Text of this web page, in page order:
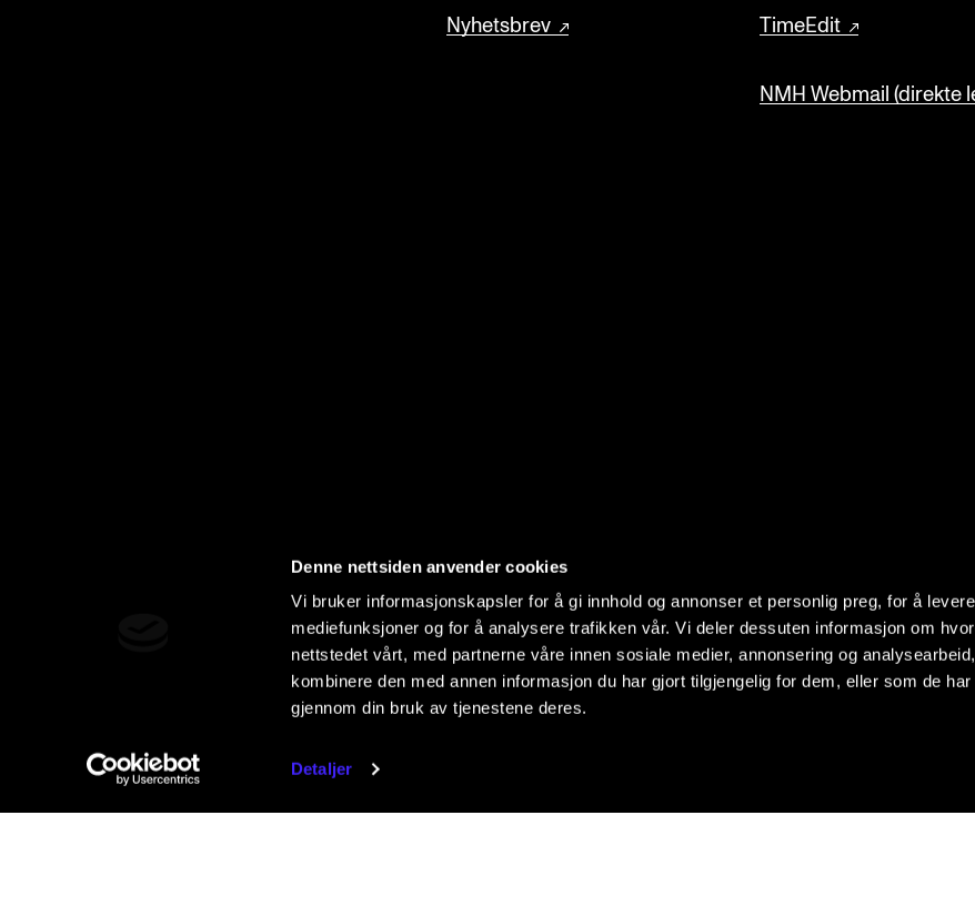
Denne nettsiden anvender cookies
Vi bruker informasjonskapsler for å gi innhold og annonser et personlig preg, for å
mediefunksjoner og for å analysere trafikken vår. Vi deler dessuten informasjon om
nettstedet vårt, med partnerne våre innen sosiale medier, annonsering og
kombinere den med annen informasjon du har gjort tilgjengelig for dem, eller som de
gjennom din bruk av tjenestene deres.
Detaljer
Nyhetsbrev
TimeEdit
NMH Webmail (direkte